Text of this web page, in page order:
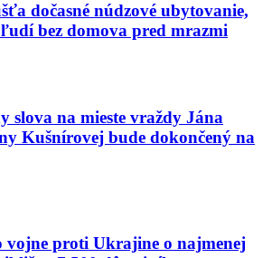
dočasné núdzové ubytovanie,
bez domova pred mrazmi
slova na mieste vraždy Jána
Kušnírovej bude dokončený na
vojne proti Ukrajine o najmenej